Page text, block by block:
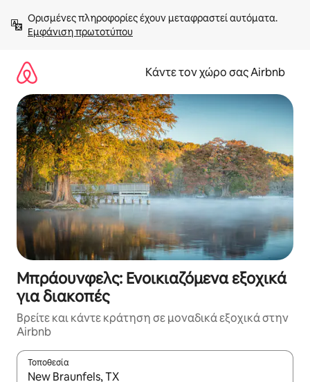
στο
περιεχόμενοΕμφάνιση πρωτοτύπου
Κάντε τον χώρο σας Airbnb
Μπράουνφελς: Ενοικιαζόμενα εξοχικά
για διακοπές
Βρείτε και κάντε κράτηση σε μοναδικά εξοχικά στην
Airbnb
Τοποθεσία
Όταν τα αποτελέσματα είναι διαθέσιμα, μπορείτε να